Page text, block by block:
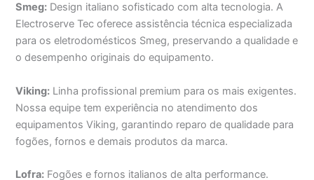
Smeg: Design italiano sofisticado com alta tecnologia. A
Electroserve Tec oferece assistência técnica especializada
para os eletrodomésticos Smeg, preservando a qualidade e
o desempenho originais do equipamento.
Viking: Linha profissional premium para os mais exigentes.
Nossa equipe tem experiência no atendimento dos
equipamentos Viking, garantindo reparo de qualidade para
fogões, fornos e demais produtos da marca.
Lofra: Fogões e fornos italianos de alta performance.